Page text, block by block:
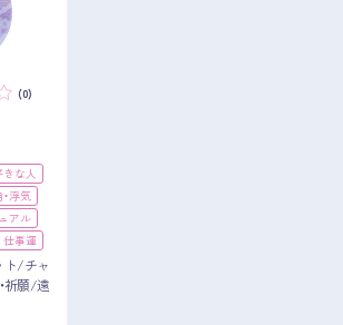
(0)
きな人
浮気
アル
仕事運
ト/チャ
祈願/遠